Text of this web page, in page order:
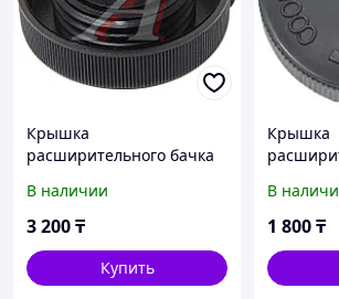
Крышка
расширительного бачка
В наличии
3 200₸
Купить
Крышка
21712-
В
1 800₸